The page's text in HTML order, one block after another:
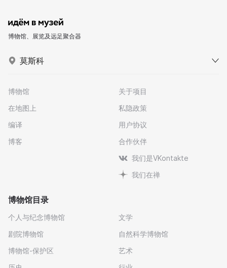
博物馆、展览及远足聚合器
莫斯科
博物馆
在地图上
编译
博客
关于项目
私隐政策
用户协议
合作伙伴
我们是VKontakte
我们在禅
博物馆目录
个人与纪念博物馆
剧院博物馆
博物馆-保护区
文学
自然科学博物馆
艺术